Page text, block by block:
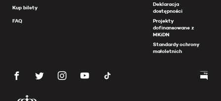
Kup bilety
FAQ
Deklaracja
dostępności
Projekty
dofinansowane z
MKiDN
Standardy ochrony
małoletnich